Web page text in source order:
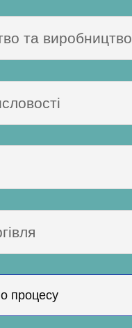
та виробництво
процесу